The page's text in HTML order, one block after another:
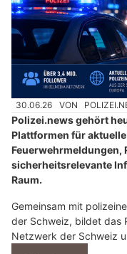
30.06.26 VON
Polizei.news gehört
Plattformen für
Feuerwehrmeldungen,
sicherheitsrelevante
Raum.
Gemeinsam mit
der Schweiz, bildet das
Netzwerk der Schweiz